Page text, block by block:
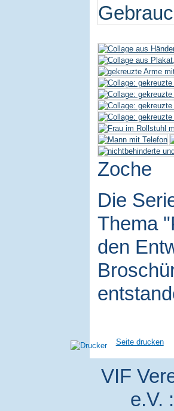
Zoche
Die
Thema
den
Seite drucken
VIF
e.V.